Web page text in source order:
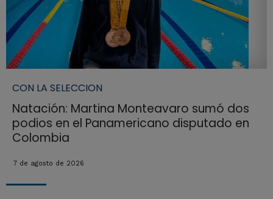
CON LA SELECCION
Natación: Martina Monteavaro sumó dos
podios en el Panamericano disputado en
Colombia
7 de agosto de 2026